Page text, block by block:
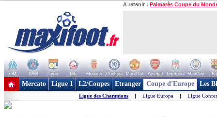
A retenir : Palmarès Coupe du
OM PSG Lyon Lille Monaco Chelsea Man Utd Arsenal Liverpool ManCity
+ de clubs
Mercato Ligue 1 L2/Coupes Etranger Coupe d'Europe Les
Ligue des Champions | Ligue Europa | Ligue